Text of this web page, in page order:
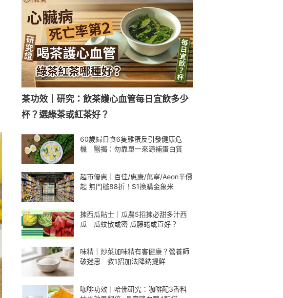
茶功效｜研究：飲茶護心血管每日宜飲多少
杯？選綠茶或紅茶好？
60歲婦日食6隻雞蛋反引發健康危
機 醫揭：勿靠單一來源補蛋白質
超市優惠｜百佳/惠康/萬寧/Aeon半價
起 無門檻88折！$1換購金象米
揀西瓜貼士｜瓜農5招揀必甜多汁西
瓜 瓜紋散或密 瓜藤蜷或直好？
味精｜炒菜加味精有害健康？營養師
破迷思 教1招加法降鈉提鮮
咖啡功效｜哈佛研究：咖啡配3香料